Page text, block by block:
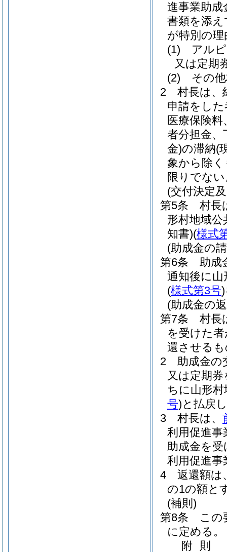
進事業助成
書類を添
が特別の
(1)
アル
又は定期
(2)
その
2
村長は、
申請をし
医療保険
者分担金、
金)の滞納(
象から除
限りでな
(交付決定
第5条
村長
形村地域公
知書)(様式
(助成金の
第6条
助成
通知後に山
(様式第3号)
(助成金の
第7条
村長
を受けた
還させる
2
助成金の
又は定期
ちに山形
号)と払戻
3
村長は、
利用促進
助成金を
利用促進事
4
返還額は
の1の額と
(補則)
第8条
この
に定める。
附 則